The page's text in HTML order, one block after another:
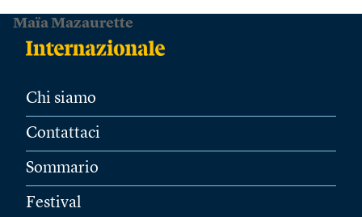
Maïa Mazaurette
Chi siamo
Contattaci
Sommario
Festival